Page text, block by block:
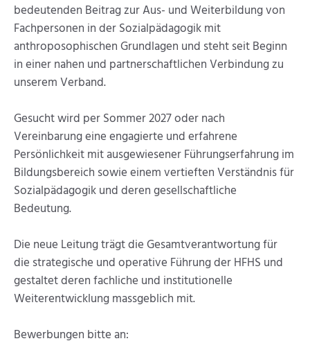
bedeutenden Beitrag zur Aus- und Weiterbildung von
Fachpersonen in der Sozialpädagogik mit
anthroposophischen Grundlagen und steht seit Beginn
in einer nahen und partnerschaftlichen Verbindung zu
unserem Verband.
Gesucht wird per Sommer 2027 oder nach
Vereinbarung eine engagierte und erfahrene
Persönlichkeit mit ausgewiesener Führungserfahrung im
Bildungsbereich sowie einem vertieften Verständnis für
Sozialpädagogik und deren gesellschaftliche
Bedeutung.
Die neue Leitung trägt die Gesamtverantwortung für
die strategische und operative Führung der HFHS und
gestaltet deren fachliche und institutionelle
Weiterentwicklung massgeblich mit.
Bewerbungen bitte an: